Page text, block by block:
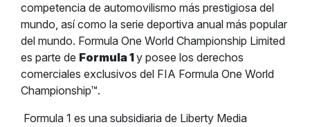
competencia de automovilismo más prestigiosa del
mundo, así como la serie deportiva anual más popular
del mundo. Formula One World Championship Limited
es parte de Formula 1y posee los derechos
comerciales exclusivos del FIA Formula One World
Championship™.
Formula 1 es una subsidiaria de Liberty Media